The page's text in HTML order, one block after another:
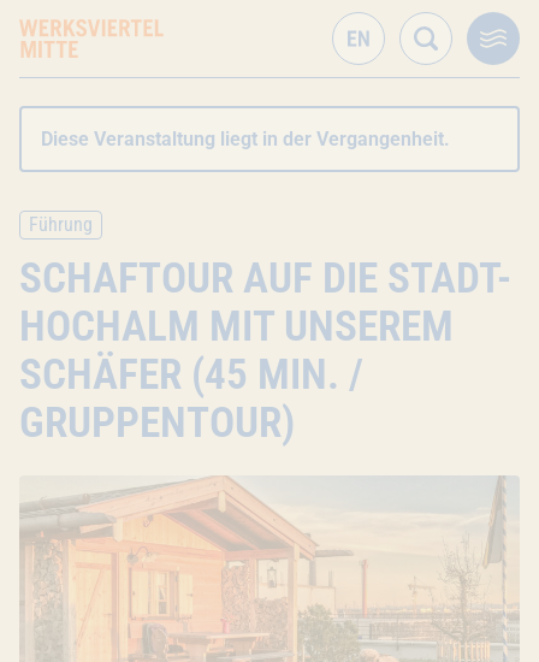
Diese Veranstaltung liegt in der Vergangenheit.
Führung
SCHAFTOUR AUF DIE STADT-
HOCHALM MIT UNSEREM
SCHÄFER (45 MIN. /
GRUPPENTOUR)